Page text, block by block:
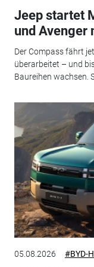
Jeep startet
und Avenger
Der Compass fährt
überarbeitet – und
Baureihen wachsen.
05.08.2026 #BYD-